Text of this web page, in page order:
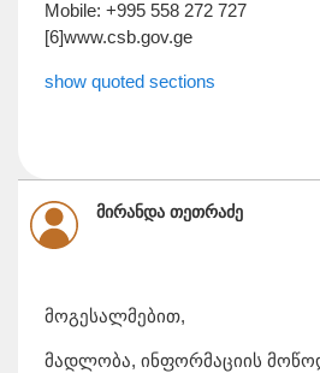
Mobile: +995 558 272 727
[6]www.csb.gov.ge
show quoted sections
მირანდა თეთრაძე
მოგესალმებით,
მადლობა, ინფორმაციის